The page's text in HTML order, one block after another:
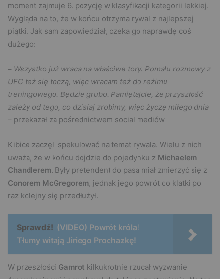
moment zajmuje 6. pozycję w klasyfikacji kategorii lekkiej.
Wygląda na to, że w końcu otrzyma rywal z najlepszej
piątki. Jak sam zapowiedział, czeka go naprawdę coś
dużego:
– Wszystko już wraca na właściwe tory. Pomału rozmowy z
UFC też się toczą, więc wracam też do reżimu
treningowego. Będzie grubo. Pamiętajcie, że przyszłość
zależy od tego, co dzisiaj zrobimy, więc życzę miłego dnia
– przekazał za pośrednictwem social mediów.
Kibice zaczęli spekulować na temat rywala. Wielu z nich
uważa, że w końcu dojdzie do pojedynku z Michaelem
Chandlerem. Były pretendent do pasa miał zmierzyć się z
Conorem McGregorem, jednak jego powrót do klatki po
raz kolejny się przedłużył.
Sprawdź! (VIDEO) Powrót króla!
Tłumy witają Jiriego Prochazkę!
W przeszłości Gamrot kilkukrotnie rzucał wyzwanie